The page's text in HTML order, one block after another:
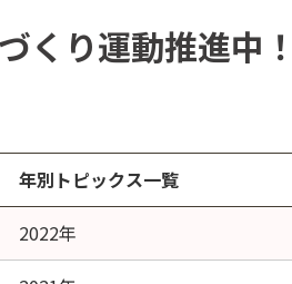
くり運動推進中！
年別トピックス一覧
2022年